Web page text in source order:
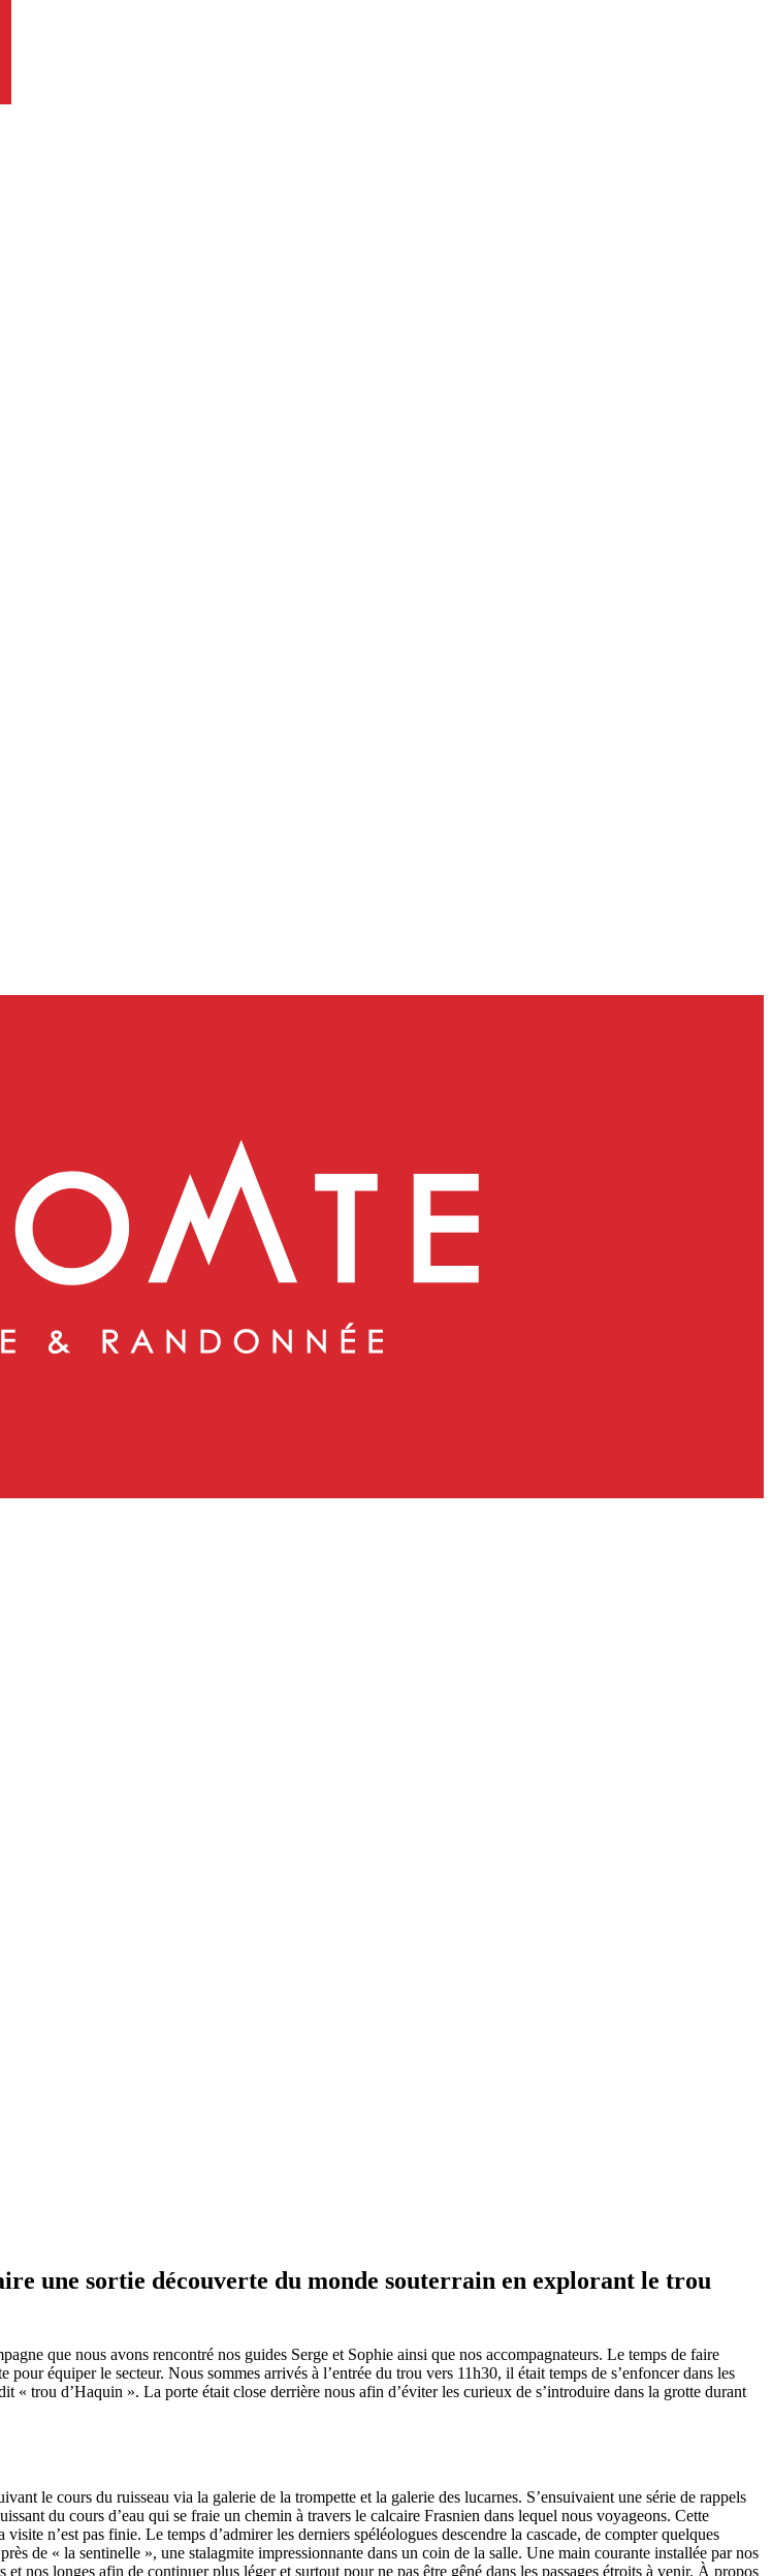
une sortie découverte du monde souterrain en explorant le trou
que nous avons rencontré nos guides Serge et Sophie ainsi que nos accompagnateurs. Le temps de faire
équiper le secteur. Nous sommes arrivés à l’entrée du trou vers 11h30, il était temps de s’enfoncer dans les
« trou d’Haquin ». La porte était close derrière nous afin d’éviter les curieux de s’introduire dans la grotte durant
le cours du ruisseau via la galerie de la trompette et la galerie des lucarnes. S’ensuivaient une série de rappels
du cours d’eau qui se fraie un chemin à travers le calcaire Frasnien dans lequel nous voyageons. Cette
n’est pas finie. Le temps d’admirer les derniers spéléologues descendre la cascade, de compter quelques
de « la sentinelle », une stalagmite impressionnante dans un coin de la salle. Une main courante installée par nos
nos longes afin de continuer plus léger et surtout pour ne pas être gêné dans les passages étroits à venir. À propos